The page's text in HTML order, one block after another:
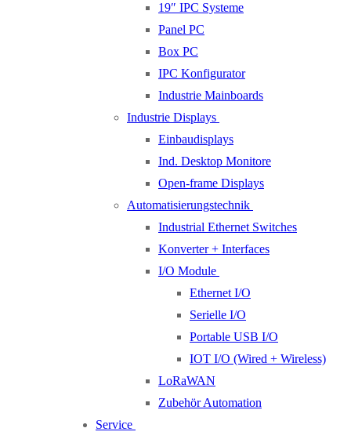
19″ IPC Systeme
Panel PC
Box PC
IPC Konfigurator
Industrie Mainboards
Industrie Displays
Einbaudisplays
Ind. Desktop Monitore
Open-frame Displays
Automatisierungstechnik
Industrial Ethernet Switches
Konverter + Interfaces
I/O Module
Ethernet I/O
Serielle I/O
Portable USB I/O
IOT I/O (Wired + Wireless)
LoRaWAN
Zubehör Automation
Service